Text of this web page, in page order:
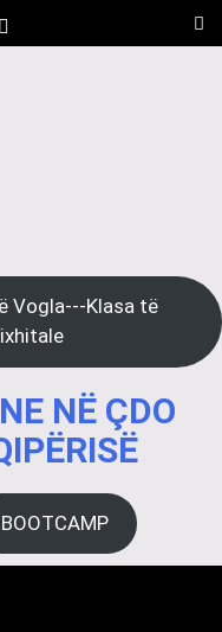
Vogla---Klasa të
NË ÇDO
BOOTCAMP